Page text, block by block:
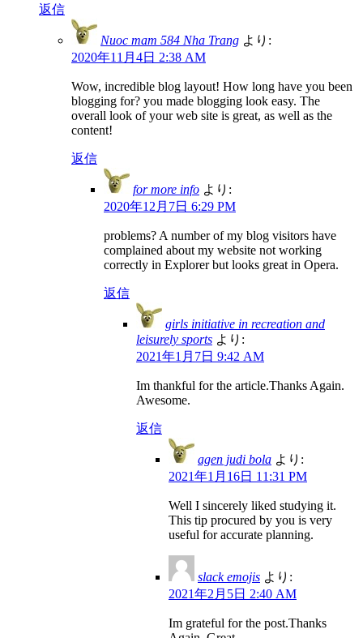
返信
Nuoc mam 584 Nha Trang より:
2020年11月4日 2:38 AM
Wow, incredible blog layout! How long have you been
blogging for? you made blogging look easy. The
overall look of your web site is great, as well as the
content!
返信
for more info より:
2020年12月7日 6:29 PM
problems? A number of my blog visitors have
complained about my website not working
correctly in Explorer but looks great in Opera.
返信
girls initiative in recreation and
leisurely sports より:
2021年1月7日 9:42 AM
Im thankful for the article.Thanks Again.
Awesome.
返信
agen judi bola より:
2021年1月16日 11:31 PM
Well I sincerely liked studying it.
This tip procured by you is very
useful for accurate planning.
slack emojis より:
2021年2月5日 2:40 AM
Im grateful for the post.Thanks